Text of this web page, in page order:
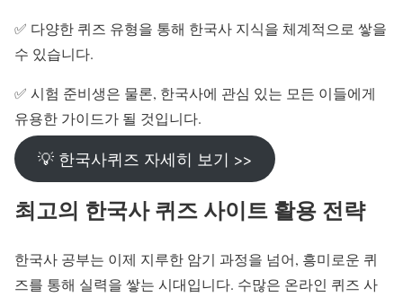
✅ 다양한 퀴즈 유형을 통해 한국사 지식을 체계적으로 쌓을
수 있습니다.
✅ 시험 준비생은 물론, 한국사에 관심 있는 모든 이들에게
유용한 가이드가 될 것입니다.
💡 한국사퀴즈 자세히 보기 >>
최고의 한국사 퀴즈 사이트 활용 전략
한국사 공부는 이제 지루한 암기 과정을 넘어, 흥미로운 퀴
즈를 통해 실력을 쌓는 시대입니다. 수많은 온라인 퀴즈 사